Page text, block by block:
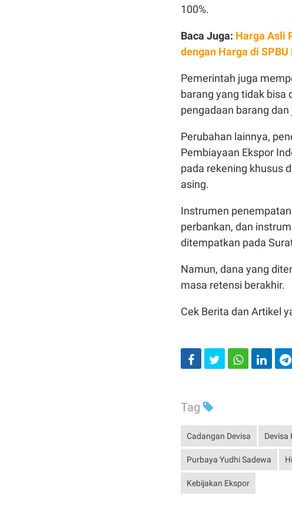
100%.
Baca Juga: Harga Asli
dengan Harga di
Pemerintah juga
barang yang tidak bisa
pengadaan barang
Perubahan lainnya,
Pembiayaan Ekspor
pada rekening khusus
asing.
Instrumen
perbankan, dan
ditempatkan pada
Namun, dana yang
masa retensi berakhir.
Cek Berita dan Artikel
Tag
Cadangan Devisa Devisa
Purbaya Yudhi Sadewa
Kebijakan Ekspor